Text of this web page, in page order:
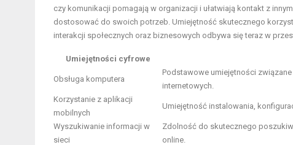
czy komunikacji pomagają w organizacji i ułatwiają kontakt z
dostosować do swoich potrzeb. Umiejętność skutecznego
interakcji społecznych oraz biznesowych odbywa się teraz w
Umiejętności cyfrowe
Obsługa komputera
Podstawowe umiejętności
internetowych.
Korzystanie z aplikacji
mobilnych
Umiejętność instalowania,
Wyszukiwanie informacji w
sieci
Zdolność do skutecznego
online.